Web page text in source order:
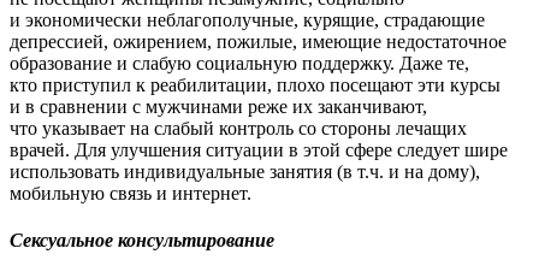
и экономически неблагополучные, курящие, страдающие
депрессией, ожирением, пожилые, имеющие недостаточное
образование и слабую социальную поддержку. Даже те,
кто приступил к реабилитации, плохо посещают эти курсы
и в сравнении с мужчинами реже их заканчивают,
что указывает на слабый контроль со стороны лечащих
врачей. Для улучшения ситуации в этой сфере следует шире
использовать индивидуальные занятия (в т.ч. и на дому),
мобильную связь и интернет.
Сексуальное консультирование